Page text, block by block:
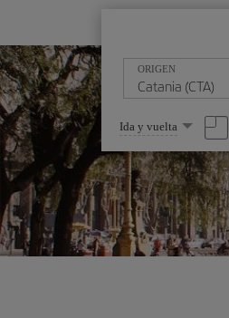
ORIGEN
Seleccione
una
opción
Ida y vuelta